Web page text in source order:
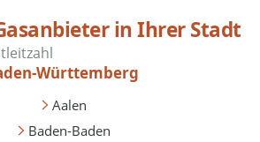
in Ihrer Stadt
Württemberg
Aalen
Baden-Baden